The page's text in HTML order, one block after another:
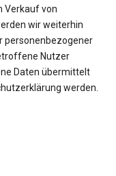
Verkauf von
wir weiterhin
personenbezogener
Nutzer
Daten übermittelt
werden.